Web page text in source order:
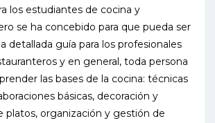
los estudiantes de cocina y
se ha concebido para que pueda ser
detallada guía para los profesionales
y en general, toda persona
las bases de la cocina: técnicas
básicas, decoración y
platos, organización y gestión de